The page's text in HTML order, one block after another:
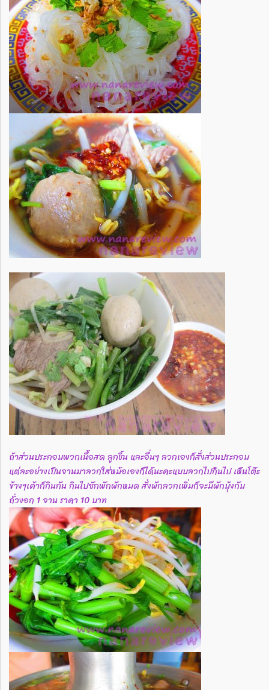
ถ้าส่วนประกอบพวกเนื้อสด ลูกชิ้น และอื่นๆ ลวกเองก็สั่งส่วนประกอบ
แต่ละอย่างเป็นจานมาลวกใส่หม้อเองก็ได้นะคะแบบลวกไปกินไป เห็นโต๊ะ
ข้างๆเค้าก็กินกัน กินไปซักพักผักหมด สั่งผักลวกเพิ่มก็จะมีผักบุ้งกับ
ถั่วงอก 1 จาน ราคา 10 บาท